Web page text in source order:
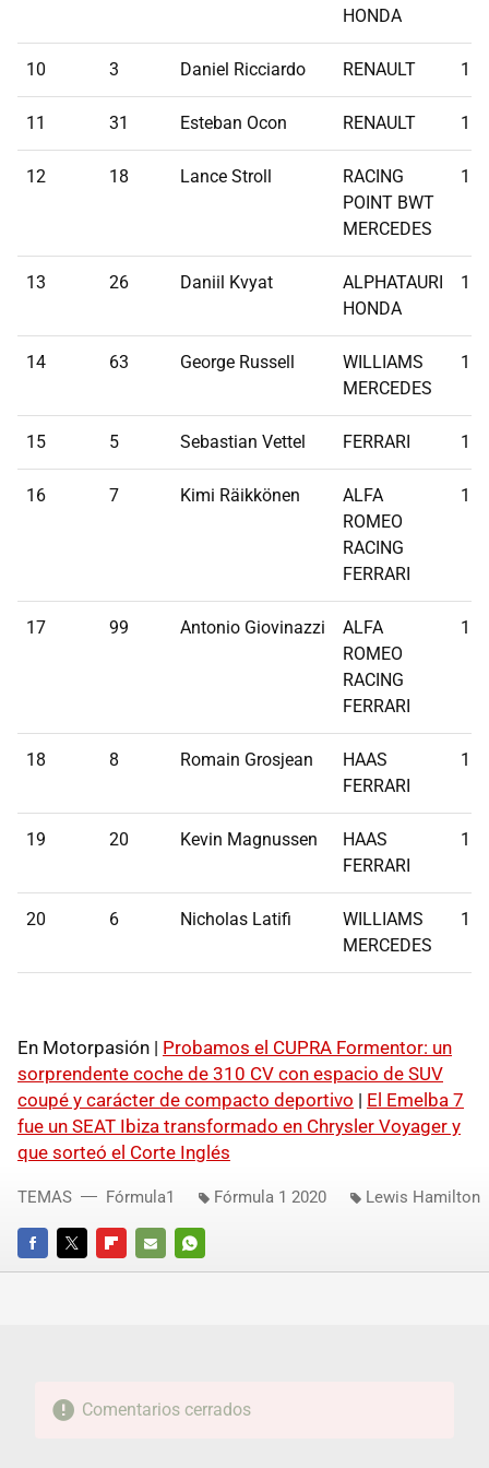
HONDA
10 3 Daniel Ricciardo RENAULT
11 31 Esteban Ocon RENAULT
12 18 Lance Stroll
RACING
POINT BWT
MERCEDES
13 26 Daniil Kvyat
ALPHATAURI
HONDA
14 63 George Russell
WILLIAMS
MERCEDES
15 5 Sebastian Vettel FERRARI
16 7 Kimi Räikkönen
ALFA
ROMEO
RACING
FERRARI
17 99 Antonio Giovinazzi
ALFA
ROMEO
RACING
FERRARI
18 8 Romain Grosjean
HAAS
FERRARI
19 20 Kevin Magnussen
HAAS
FERRARI
20 6 Nicholas Latifi
WILLIAMS
MERCEDES
En Motorpasión | Probamos el CUPRA Formentor: un
sorprendente coche de 310 CV con espacio de SUV
coupé y carácter de compacto deportivo | El Emelba 7
fue un SEAT Ibiza transformado en Chrysler Voyager y
que sorteó el Corte Inglés
FACEBOOKTWITTERFLIPBOARD
E-
WHATSAPP
TEMAS Fórmula1 Fórmula 1 2020 Lewis Hamilton
Comentarios cerrados